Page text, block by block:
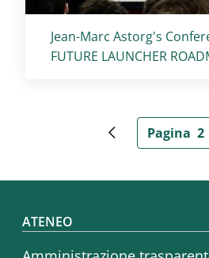
Titolo card:
Jean-Marc Astorg's
FUTURE LAUNCHER
PaginaPagina 2
Footer menu
ATENEO